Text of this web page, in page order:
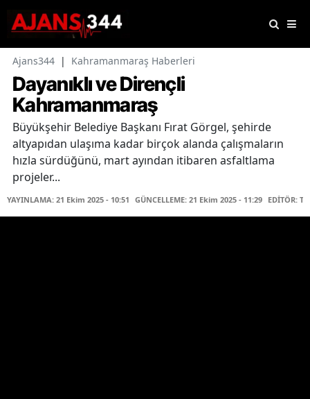
Ajans344 | Kahramanmaraş Haberleri
Dayanıklı ve Dirençli
Kahramanmaraş
Büyükşehir Belediye Başkanı Fırat Görgel, şehirde
altyapıdan ulaşıma kadar birçok alanda çalışmaların
hızla sürdüğünü, mart ayından itibaren asfaltlama
projeler...
YAYINLAMA: 21 Ekim 2025 - 10:51 GÜNCELLEME: 21 Ekim 2025 - 11:29 EDİTÖR: